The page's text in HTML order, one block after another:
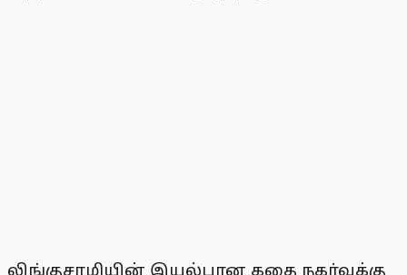
லிங்குசாமியின் இயல்பான கதை நகர்வுக்கு